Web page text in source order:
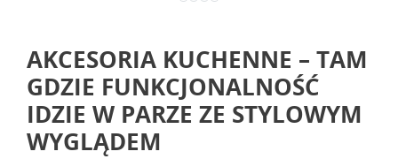
AKCESORIA KUCHENNE – TAM
GDZIE FUNKCJONALNOŚĆ
IDZIE W PARZE ZE STYLOWYM
WYGLĄDEM